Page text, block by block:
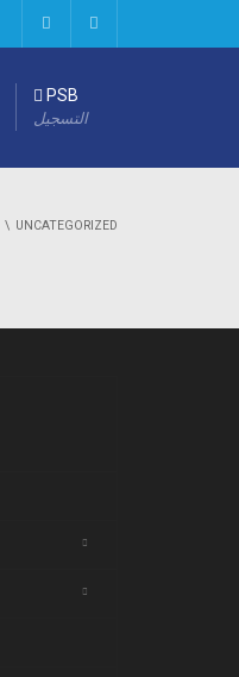
PSB
التسجيل
UNCATEGORIZED